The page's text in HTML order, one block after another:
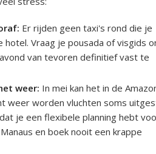
Er rijden geen taxi's rond die je
hotel. Vraag je pousada of visgids
van tevoren definitief vast te
weer: In mei kan het in de
weer worden vluchten soms
je een flexibele planning hebt
en boek nooit een krappe